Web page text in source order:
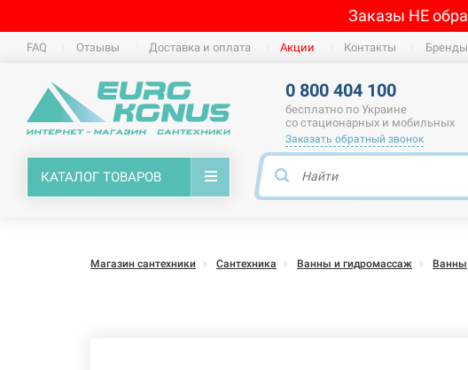
Заказы НЕ
FAQ Отзывы Доставка и оплата Акции Контакты Бренды
0 800 404 100
бесплатно по Украине
со стационарных и мобильных
Заказать обратный звонок
КАТАЛОГ ТОВАРОВ
Магазин сантехники Сантехника Ванны и гидромассаж Ванны